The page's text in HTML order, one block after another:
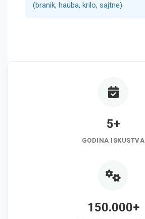
(branik, hauba, krilo, sajtne).
5+
GODINA ISKUSTVA
150.000+